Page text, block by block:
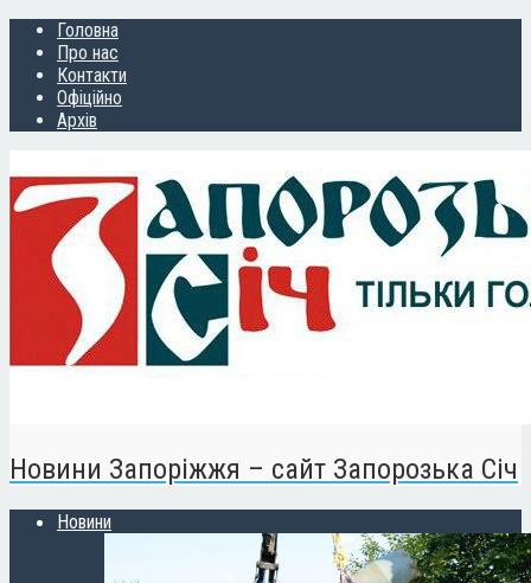
Головна
Про нас
Контакти
Офіційно
Архів
Новини Запоріжжя – сайт Запорозька Січ
Новини